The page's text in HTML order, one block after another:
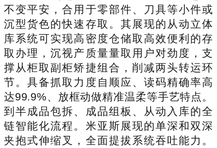
不变平安，合用于零部件、刀具等小件或
沉型货色的快速存取。其展现的从动立体
库系统可实现高密度仓储取高效便利的存
取办理，沉视产质量量取用户对劲度，支
撑从柜取副柜矫捷组合，削减两头转运环
节。具备抓取力度自顺应、读码精确率高
达99.9%、放框动做精准温柔等手艺特点。
到半成品包拆、成品组板、从动入库的全
链智能化流程。米亚斯展现的单深和双深
夹抱式伸缩叉，全面提拔系统吞吐能力。